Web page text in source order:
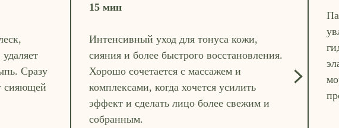
Сразу
сияющей
15 мин
Интенсивный уход для тонуса кожи,
сияния и более быстрого восстановления.
Хорошо сочетается с массажем и
комплексами, когда хочется усилить
эффект и сделать лицо более свежим и
собранным.